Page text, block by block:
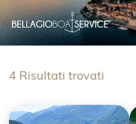
4 Risultati trovati